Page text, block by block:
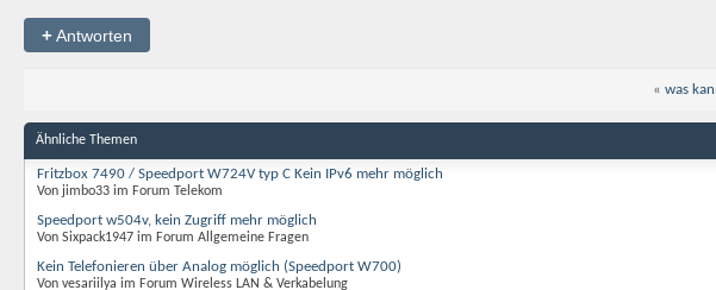
+Antworten
« was
Ähnliche Themen
Fritzbox 7490 / Speedport W724V typ C Kein IPv6 mehr möglich
Von jimbo33 im Forum Telekom
Speedport w504v, kein Zugriff mehr möglich
Von Sixpack1947 im Forum Allgemeine Fragen
Kein Telefonieren über Analog möglich (Speedport W700)
Von vesariilya im Forum Wireless LAN & Verkabelung